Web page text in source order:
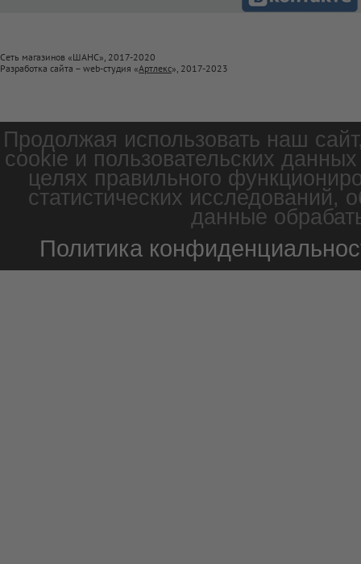
Сеть магазинов «ШАНС», 2017-2020
Разработка сайта – web-студия «Артлекс», 2017-2023
Продолжая использовать наш
cookie и пользовательских
целях правильного
статистических
данные
Политика